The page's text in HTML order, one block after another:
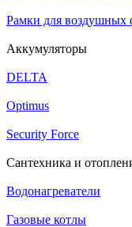
Рамки для воздушных
Аккумуляторы
DELTA
Optimus
Security Force
Сантехника и
Водонагреватели
Газовые котлы